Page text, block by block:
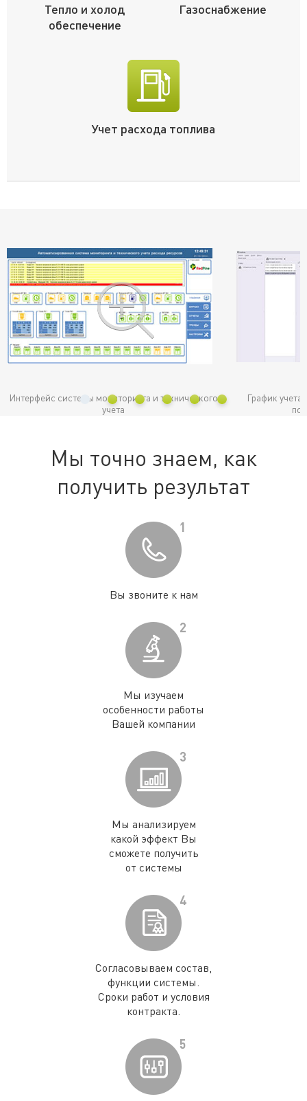
Тепло и холод
обеспечение
Газоснабжение
Учет расхода топлива
Интерфейс системы мониторинга и технического
учета
График
Мы точно знаем, как
получить результат
1
Вы звоните к нам
2
Мы изучаем
особенности работы
Вашей компании
3
Мы анализируем
какой эффект Вы
сможете получить
от системы
4
Согласовываем состав,
функции системы.
Сроки работ и условия
контракта.
5